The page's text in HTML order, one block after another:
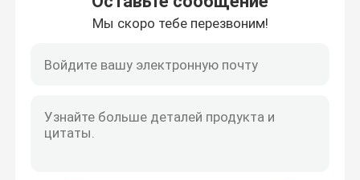
Отливная машина Адвокатуры золота
Мы скоро тебе перезвоним!